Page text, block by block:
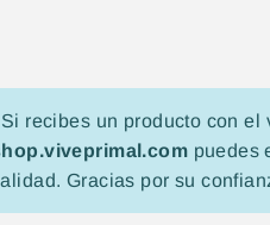
Si recibes un producto con el
puedes
Gracias por su